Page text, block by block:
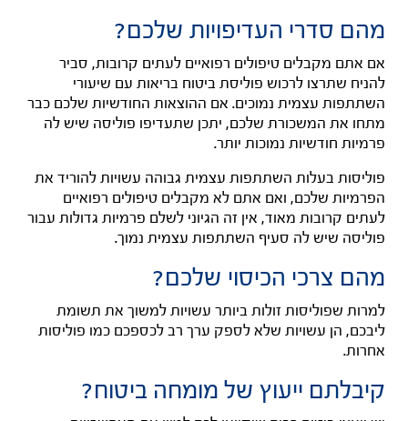
מהם סדרי העדיפויות שלכם?
אם אתם מקבלים טיפולים רפואיים לעתים קרובות, סביר
להניח שתרצו לרכוש פוליסת ביטוח בריאות עם שיעורי
השתתפות עצמית נמוכים. אם ההוצאות החודשיות שלכם כבר
מתחו את המשכורת שלכם, יתכן שתעדיפו פוליסה שיש לה
פרמיות חודשיות נמוכות יותר.
פוליסות בעלות השתתפות עצמית גבוהה עשויות להוריד את
הפרמיות שלכם, ואם אתם לא מקבלים טיפולים רפואיים
לעתים קרובות מאוד, אין זה הגיוני לשלם פרמיות גדולות עבור
פוליסה שיש לה סעיף השתתפות עצמית נמוך.
מהם צרכי הכיסוי שלכם?
למרות שפוליסות זולות ביותר עשויות למשוך את תשומת
ליבכם, הן עשויות שלא לספק ערך רב לכספכם כמו פוליסות
אחרות.
קיבלתם ייעוץ של מומחה ביטוח?